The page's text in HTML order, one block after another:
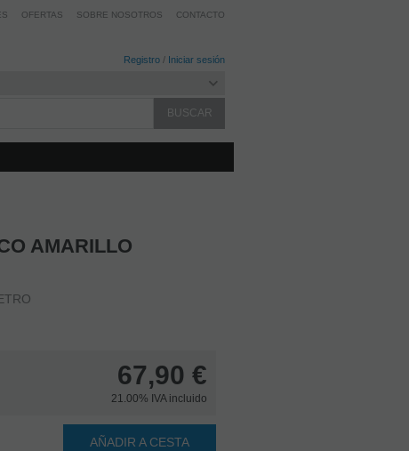
Registro / Iniciar sesión
OFERTAS SOBRE NOSOTROS CONTACTO
AMARILLO
67,90 €
21.00% IVA incluido
AÑADIR A CESTA